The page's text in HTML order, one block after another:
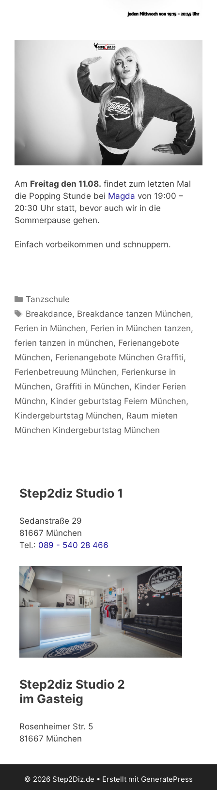
Am Freitag den 11.08. findet zum letzten Mal
die Popping Stunde bei Magda von 19:00 –
20:30 Uhr statt, bevor auch wir in die
Sommerpause gehen.
Einfach vorbeikommen und schnuppern.
Kategorien
Tanzschule
Schlagwörter
Breakdance, Breakdance tanzen München,
Ferien in München, Ferien in München tanzen,
ferien tanzen in münchen, Ferienangebote
München, Ferienangebote München Graffiti,
Ferienbetreuung München, Ferienkurse in
München, Graffiti in München, Kinder Ferien
Münchn, Kinder geburtstag Feiern München,
Kindergeburtstag München, Raum mieten
München Kindergeburtstag München
Step2diz Studio 1
Sedanstraße 29
81667 München
Tel.: 089 - 540 28 466
Step2diz Studio 2
im Gasteig
Rosenheimer Str. 5
81667 München
© 2026 Step2Diz.de • Erstellt mit GeneratePress